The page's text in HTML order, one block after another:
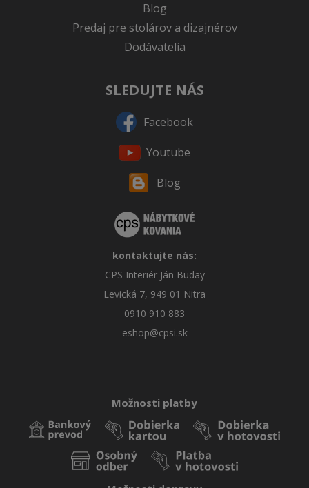
Blog
Predaj pre stolárov a dizajnérov
Dodávatelia
SLEDUJTE NÁS
Facebook
Youtube
Blog
kontaktujte nás:
CPS Interiér Ján Buday
Levická 7, 949 01 Nitra
0910 910 883
eshop@cpsi.sk
Možnosti platby